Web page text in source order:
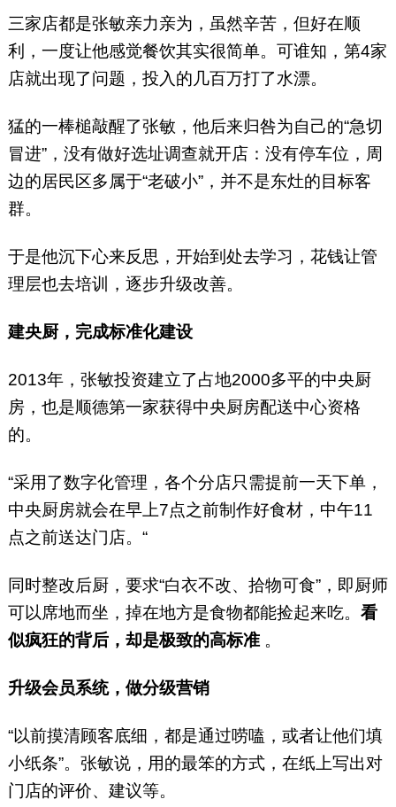
三家店都是张敏亲力亲为，虽然辛苦，但好在顺
利，一度让他感觉餐饮其实很简单。可谁知，第4家
店就出现了问题，投入的几百万打了水漂。
猛的一棒槌敲醒了张敏，他后来归咎为自己的“急切
冒进”，没有做好选址调查就开店：没有停车位，周
边的居民区多属于“老破小”，并不是东灶的目标客
群。
于是他沉下心来反思，开始到处去学习，花钱让管
理层也去培训，逐步升级改善。
建央厨，完成标准化建设
2013年，张敏投资建立了占地2000多平的中央厨
房，也是顺德第一家获得中央厨房配送中心资格
的。
“采用了数字化管理，各个分店只需提前一天下单，
中央厨房就会在早上7点之前制作好食材，中午11
点之前送达门店。“
同时整改后厨，要求“白衣不改、拾物可食”，即厨师
可以席地而坐，掉在地方是食物都能捡起来吃。 看
似疯狂的背后，却是极致的高标准 。
升级会员系统，做分级营销
“以前摸清顾客底细，都是通过唠嗑，或者让他们填
小纸条”。张敏说，用的最笨的方式，在纸上写出对
门店的评价、建议等。